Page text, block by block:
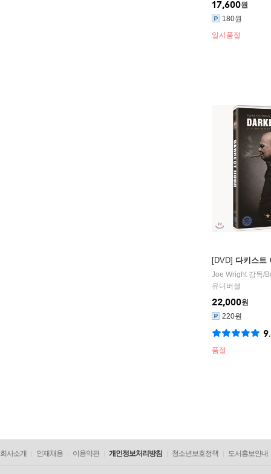
17,600원
180원
일시품절
[DVD] 다키스트
Joe Wright 감독/
유니버셜
22,000원
220원
품절
회사소개 인재채용 이용약관 개인정보처리방침 청소년보호정책 도서홍보안내